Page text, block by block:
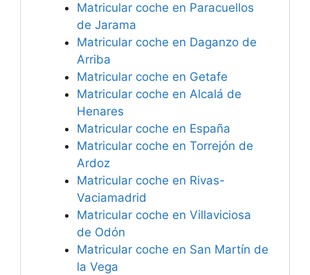
Matricular coche en Paracuellos
de Jarama
Matricular coche en Daganzo de
Arriba
Matricular coche en Getafe
Matricular coche en Alcalá de
Henares
Matricular coche en España
Matricular coche en Torrejón de
Ardoz
Matricular coche en Rivas-
Vaciamadrid
Matricular coche en Villaviciosa
de Odón
Matricular coche en San Martín de
la Vega